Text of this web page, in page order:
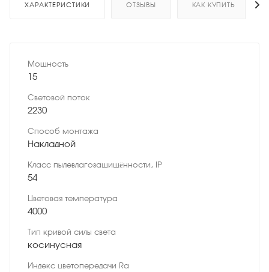
ХАРАКТЕРИСТИКИ ОТЗЫВЫ КАК КУПИТЬ
Мощность
15
Световой поток
2230
Способ монтажа
Накладной
Класс пылевлагозащищённости, IP
54
Цветовая температура
4000
Тип кривой силы света
косинусная
Индекс цветопередачи Ra